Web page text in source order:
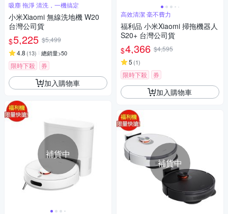
吸塵 拖淨 清洗，一機搞定
小米Xiaomi 無線洗地機 W20
台灣公司貨
$5,225 $5,499
4.8 (13) 總銷量>50
限時下殺 券
加入購物車
補貨中
高效清潔 毫不費力
福利品 小米Xiaomi 掃拖機器人
S20+ 台灣公司貨
$4,366 $4,595
5 (1)
限時下殺 券
加入購物車
補貨中